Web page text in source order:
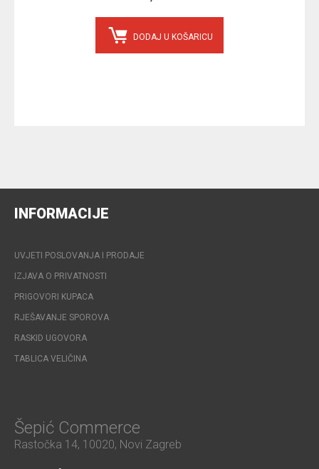
DODAJ U KOŠARICU
INFORMACIJE
UVJETI POSLOVANJA I PRODAJE
IZJAVA O PRIVATNOSTI
PRIGOVORI KUPACA
RJEŠAVANJE SPOROVA
RASKID UGOVORA
TABLICA VELIČINA
Šepić Commerce
Rastočka 14, 10020, Novi Zagreb